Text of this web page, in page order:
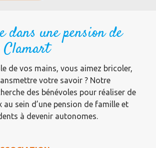
dans une pension de
de vos mains, vous aimez bricoler,
votre savoir ? Notre
des bénévoles pour réaliser de
sein d’une pension de famille et
à devenir autonomes.